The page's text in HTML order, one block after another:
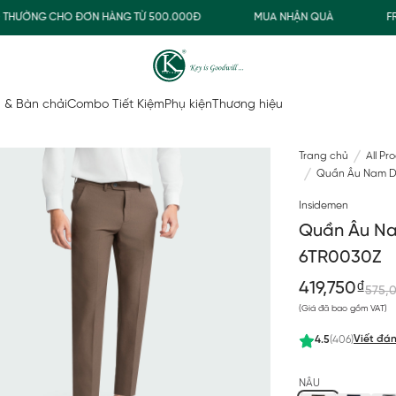
CHO ĐƠN HÀNG TỪ 500.000Đ MUA NHẬN QUÀ
& Bàn chảiCombo Tiết KiệmPhụ kiện Thương hiệu
Trang chủ
All
Quần Âu Nam
Insidemen
Quần Âu
6TR0030Z
419,750₫
(Giá đã bao gồm VAT)
4.5(406)Viết
NÂU